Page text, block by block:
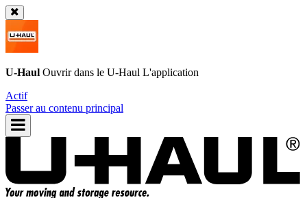
U-Haul Ouvrir dans le U-Haul L'application
Actif
Passer au contenu principal